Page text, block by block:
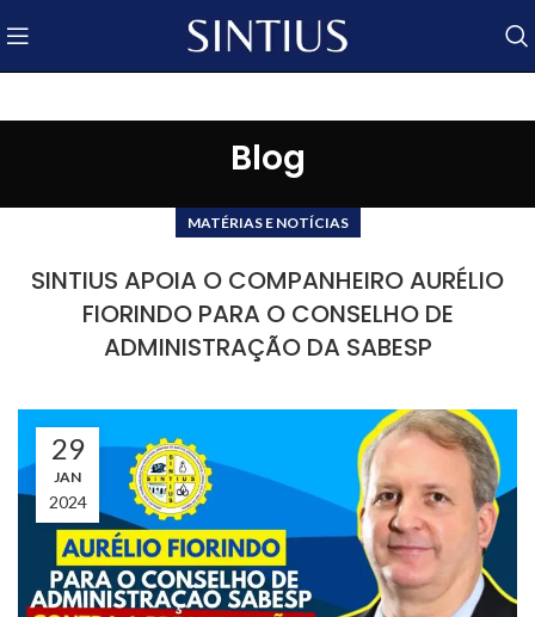
Blog
MATÉRIAS E NOTÍCIAS
SINTIUS APOIA O COMPANHEIRO AURÉLIO
FIORINDO PARA O CONSELHO DE
ADMINISTRAÇÃO DA SABESP
29
JAN
2024